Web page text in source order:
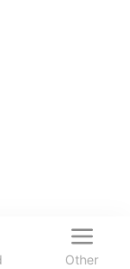
Other